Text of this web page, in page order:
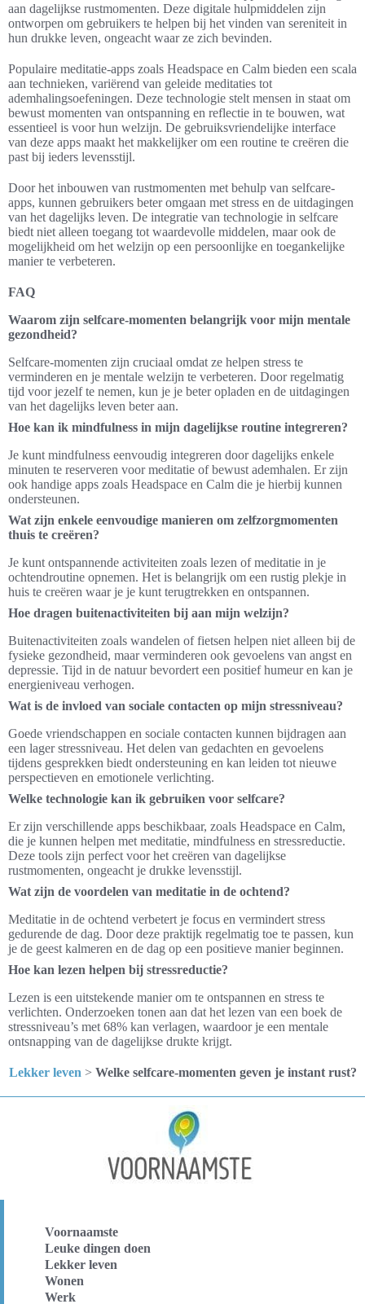
aan dagelijkse rustmomenten. Deze digitale hulpmiddelen zijn
ontworpen om gebruikers te helpen bij het vinden van sereniteit in
hun drukke leven, ongeacht waar ze zich bevinden.
Populaire meditatie-apps zoals Headspace en Calm bieden een scala
aan technieken, variërend van geleide meditaties tot
ademhalingsoefeningen. Deze technologie stelt mensen in staat om
bewust momenten van ontspanning en reflectie in te bouwen, wat
essentieel is voor hun welzijn. De gebruiksvriendelijke interface
van deze apps maakt het makkelijker om een routine te creëren die
past bij ieders levensstijl.
Door het inbouwen van rustmomenten met behulp van selfcare-
apps, kunnen gebruikers beter omgaan met stress en de uitdagingen
van het dagelijks leven. De integratie van technologie in selfcare
biedt niet alleen toegang tot waardevolle middelen, maar ook de
mogelijkheid om het welzijn op een persoonlijke en toegankelijke
manier te verbeteren.
FAQ
Waarom zijn selfcare-momenten belangrijk voor mijn mentale
gezondheid?
Selfcare-momenten zijn cruciaal omdat ze helpen stress te
verminderen en je mentale welzijn te verbeteren. Door regelmatig
tijd voor jezelf te nemen, kun je je beter opladen en de uitdagingen
van het dagelijks leven beter aan.
Hoe kan ik mindfulness in mijn dagelijkse routine integreren?
Je kunt mindfulness eenvoudig integreren door dagelijks enkele
minuten te reserveren voor meditatie of bewust ademhalen. Er zijn
ook handige apps zoals Headspace en Calm die je hierbij kunnen
ondersteunen.
Wat zijn enkele eenvoudige manieren om zelfzorgmomenten
thuis te creëren?
Je kunt ontspannende activiteiten zoals lezen of meditatie in je
ochtendroutine opnemen. Het is belangrijk om een rustig plekje in
huis te creëren waar je je kunt terugtrekken en ontspannen.
Hoe dragen buitenactiviteiten bij aan mijn welzijn?
Buitenactiviteiten zoals wandelen of fietsen helpen niet alleen bij de
fysieke gezondheid, maar verminderen ook gevoelens van angst en
depressie. Tijd in de natuur bevordert een positief humeur en kan je
energieniveau verhogen.
Wat is de invloed van sociale contacten op mijn stressniveau?
Goede vriendschappen en sociale contacten kunnen bijdragen aan
een lager stressniveau. Het delen van gedachten en gevoelens
tijdens gesprekken biedt ondersteuning en kan leiden tot nieuwe
perspectieven en emotionele verlichting.
Welke technologie kan ik gebruiken voor selfcare?
Er zijn verschillende apps beschikbaar, zoals Headspace en Calm,
die je kunnen helpen met meditatie, mindfulness en stressreductie.
Deze tools zijn perfect voor het creëren van dagelijkse
rustmomenten, ongeacht je drukke levensstijl.
Wat zijn de voordelen van meditatie in de ochtend?
Meditatie in de ochtend verbetert je focus en vermindert stress
gedurende de dag. Door deze praktijk regelmatig toe te passen, kun
je de geest kalmeren en de dag op een positieve manier beginnen.
Hoe kan lezen helpen bij stressreductie?
Lezen is een uitstekende manier om te ontspannen en stress te
verlichten. Onderzoeken tonen aan dat het lezen van een boek de
stressniveau’s met 68% kan verlagen, waardoor je een mentale
ontsnapping van de dagelijkse drukte krijgt.
Lekker leven > Welke selfcare-momenten geven je instant rust?
Voornaamste
Leuke dingen doen
Lekker leven
Wonen
Werk